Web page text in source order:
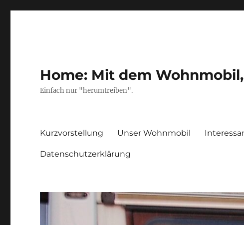
Home: Mit dem
Einfach nur "herumtreiben".
Kurzvorstellung Unser Wohnmobil
Datenschutzerklärung